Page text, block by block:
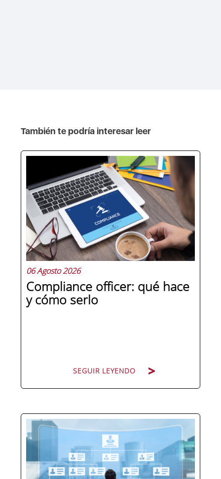
También te podría interesar leer
06 Agosto 2026
Compliance officer: qué hace
y cómo serlo
SEGUIR LEYENDO
Pocas figuras han ganado tanto peso
en la estructura corporativa española
en la última década como el
compliance officer. Desde que la
reforma del Código Penal extendió la